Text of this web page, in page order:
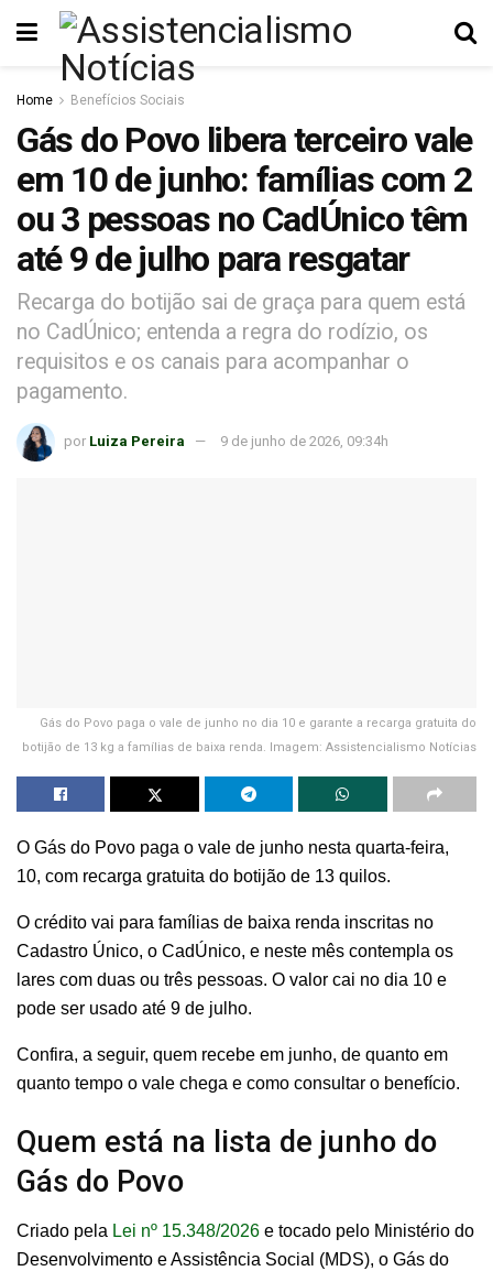
Home Benefícios Sociais
Gás do Povo libera terceiro vale
em 10 de junho: famílias com 2
ou 3 pessoas no CadÚnico têm
até 9 de julho para resgatar
Recarga do botijão sai de graça para quem está
no CadÚnico; entenda a regra do rodízio, os
requisitos e os canais para acompanhar o
pagamento.
por Luiza Pereira 9 de junho de 2026, 09:34h
Gás do Povo paga o vale de junho no dia 10 e garante a recarga gratuita do
botijão de 13 kg a famílias de baixa renda. Imagem: Assistencialismo Notícias
O Gás do Povo paga o vale de junho nesta quarta-feira,
10, com recarga gratuita do botijão de 13 quilos.
O crédito vai para famílias de baixa renda inscritas no
Cadastro Único, o CadÚnico, e neste mês contempla os
lares com duas ou três pessoas. O valor cai no dia 10 e
pode ser usado até 9 de julho.
Confira, a seguir, quem recebe em junho, de quanto em
quanto tempo o vale chega e como consultar o benefício.
Quem está na lista de junho do
Gás do Povo
Criado pela Lei nº 15.348/2026 e tocado pelo Ministério do
Desenvolvimento e Assistência Social (MDS), o Gás do